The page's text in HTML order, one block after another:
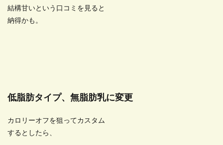
結構甘いという口コミを見ると
納得かも。
低脂肪タイプ、無脂肪乳に変更
カロリーオフを狙ってカスタム
するとしたら、